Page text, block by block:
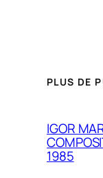
PLUS DE
IGOR
1985